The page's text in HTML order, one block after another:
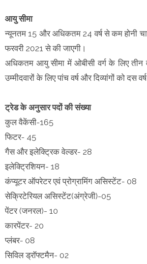
आयु सीमा
न्यूनतम 15 और अधिकतम 24 वर्ष से कम होनी
फरवरी 2021 से की जाएगी।
अधिकतम आयु सीमा में ओबीसी वर्ग के लिए तीन
उम्मीदवारों के लिए पांच वर्ष और दिव्यांगों को दस
ट्रेड के अनुसार पदों की संख्या
कुल वैकेंसी-165
फिटर- 45
गैस और इलेक्ट्रिक वेल्डर- 28
इलेक्ट्रिशियन- 18
कंप्यूटर ऑपरेटर एवं प्रोग्रामिंग असिस्टेंट- 08
सेक्रिटेरियल असिस्टेंट(अंग्रेजी)-05
पेंटर (जनरल)- 10
कारपेंटर- 20
प्लंबर- 08
सिविल ड्रॉफ्टमैन- 02